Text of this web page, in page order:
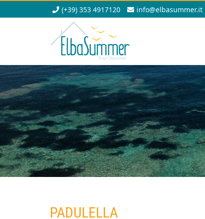
(+39) 353 4917120 info@elbasummer.it
PADULELLA